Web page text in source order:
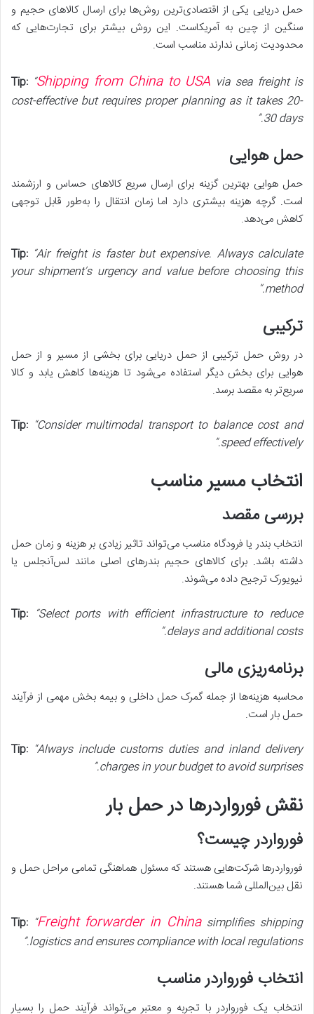
حمل دریایی یکی از اقتصادی‌ترین روش‌ها برای ارسال کالاهای حجیم و
سنگین از چین به آمریکاست. این روش بیشتر برای تجارت‌هایی که
محدودیت زمانی ندارند مناسب است.
Tip: “Shipping from China to USA via sea freight is
cost-effective but requires proper planning as it takes 20-
30 days.”
حمل هوایی
حمل هوایی بهترین گزینه برای ارسال سریع کالاهای حساس و ارزشمند
است. گرچه هزینه بیشتری دارد اما زمان انتقال را به‌طور قابل توجهی
کاهش می‌دهد.
Tip: “Air freight is faster but expensive. Always calculate
your shipment’s urgency and value before choosing this
method.”
ترکیبی
در روش حمل ترکیبی از حمل دریایی برای بخشی از مسیر و از حمل
هوایی برای بخش دیگر استفاده می‌شود تا هزینه‌ها کاهش یابد و کالا
سریع‌تر به مقصد برسد.
Tip: “Consider multimodal transport to balance cost and
speed effectively.”
انتخاب مسیر مناسب
بررسی مقصد
انتخاب بندر یا فرودگاه مناسب می‌تواند تاثیر زیادی بر هزینه و زمان حمل
داشته باشد. برای کالاهای حجیم بندرهای اصلی مانند لس‌آنجلس یا
نیویورک ترجیح داده می‌شوند.
Tip: “Select ports with efficient infrastructure to reduce
delays and additional costs.”
برنامه‌ریزی مالی
محاسبه هزینه‌ها از جمله گمرک حمل داخلی و بیمه بخش مهمی از فرآیند
حمل بار است.
Tip: “Always include customs duties and inland delivery
charges in your budget to avoid surprises.”
نقش فورواردرها در حمل بار
فورواردر چیست؟
فورواردرها شرکت‌هایی هستند که مسئول هماهنگی تمامی مراحل حمل و
نقل بین‌المللی شما هستند.
Tip: “Freight forwarder in China simplifies shipping
logistics and ensures compliance with local regulations.”
انتخاب فورواردر مناسب
انتخاب یک فورواردر با تجربه و معتبر می‌تواند فرآیند حمل را بسیار